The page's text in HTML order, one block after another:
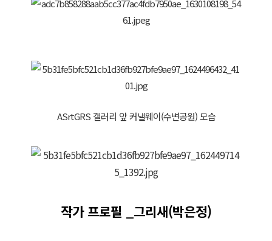
ASrtGRS 갤러리 앞 커낼웨이(수변공원) 모습
작가 프로필 _그리새(박은정)